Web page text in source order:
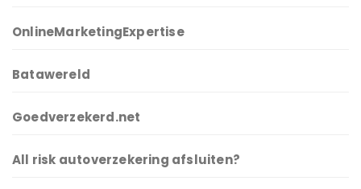
OnlineMarketingExpertise
Batawereld
Goedverzekerd.net
All risk autoverzekering afsluiten?